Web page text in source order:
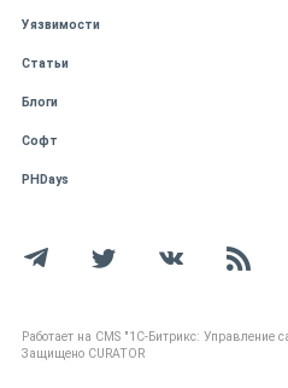
Уязвимости
Статьи
Блоги
Софт
PHDays
Работает на CMS "1С-Битрикс: Управление
Защищено CURATOR